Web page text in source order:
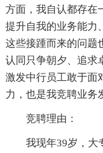
方面，我自认都存在
提升自我的业务能力
这些接踵而来的问题
认同只争朝夕、追求
激发中行员工敢于面
力，也是我竞聘业务
竞聘理由：
我现年39岁，大专